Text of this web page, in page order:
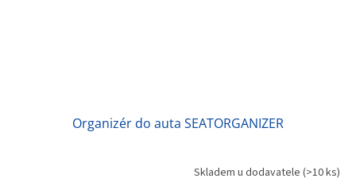
Organizér do auta SEATORGANIZER
Skladem u dodavatele (>10 ks)